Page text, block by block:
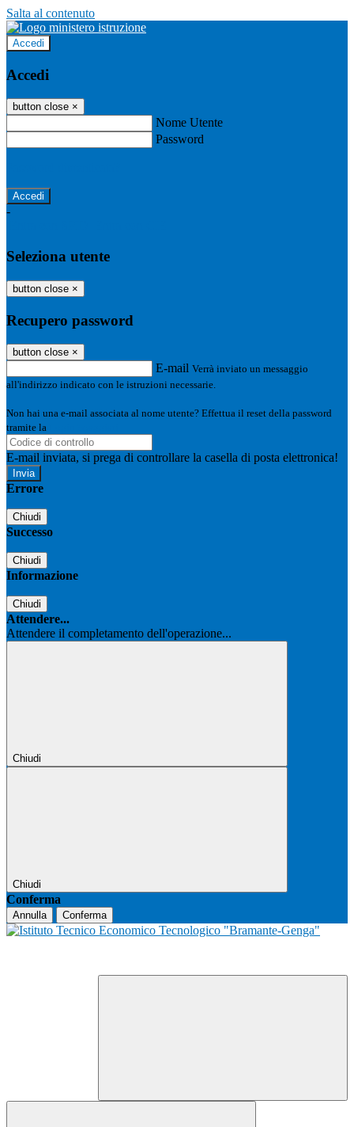
Salta al contenuto
Accedi
Accedi
button close ×
Nome Utente
Password
-
Seleziona utente
button close ×
Recupero password
button close ×
E-mail Verrà inviato un messaggio
all'indirizzo indicato con le istruzioni necessarie.
Non hai una e-mail associata al nome utente? Effettua il reset della password
tramite la
E-mail inviata, si prega di controllare la casella di posta elettronica!
Errore
Chiudi
Successo
Chiudi
Informazione
Chiudi
Attendere...
Attendere il completamento dell'operazione...
Chiudi
Chiudi
Conferma
Annulla Conferma